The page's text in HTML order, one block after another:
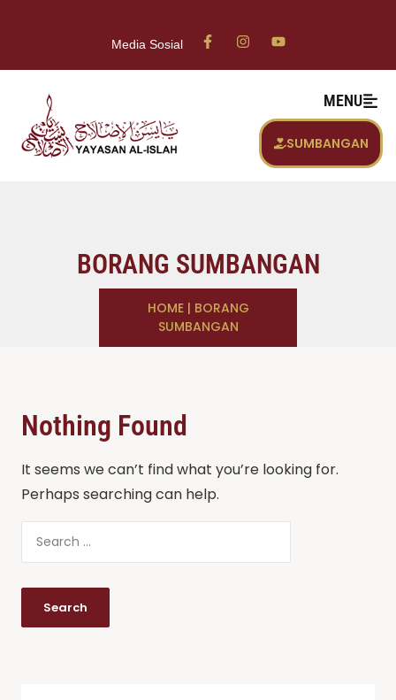
Media Sosial
MENU
SUMBANGAN
BORANG SUMBANGAN
HOME| BORANG
SUMBANGAN
Nothing Found
It seems we can’t find what you’re looking for.
Perhaps searching can help.